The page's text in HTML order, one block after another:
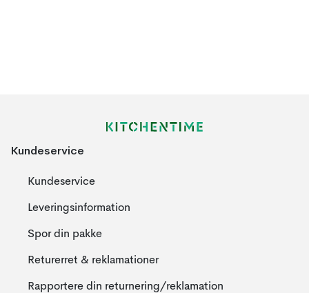
Kundeservice
Kundeservice
Leveringsinformation
Spor din pakke
Returerret & reklamationer
Rapportere din returnering/reklamation